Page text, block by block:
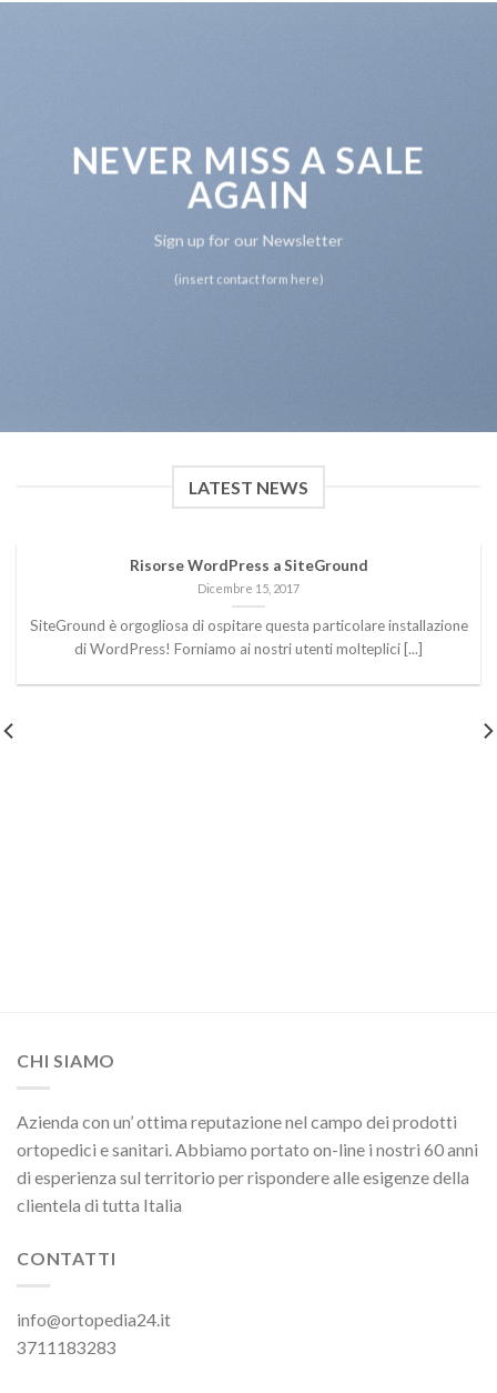
NEVER MISS A SALE
AGAIN
Sign up for our Newsletter
(insert contact form here)
LATEST NEWS
Risorse WordPress a SiteGround
Dicembre 15, 2017
SiteGround è orgogliosa di ospitare questa particolare installazione
di WordPress! Forniamo ai nostri utenti molteplici [...]
CHI SIAMO
Azienda con un’ ottima reputazione nel campo dei prodotti
ortopedici e sanitari. Abbiamo portato on-line i nostri 60 anni
di esperienza sul territorio per rispondere alle esigenze della
clientela di tutta Italia
CONTATTI
info@ortopedia24.it
3711183283